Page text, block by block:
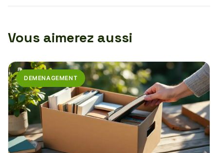
Vous aimerez aussi
DEMENAGEMENT